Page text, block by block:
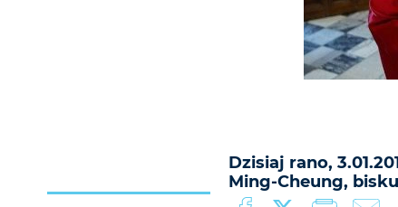
Dzisiaj rano,
Ming-Cheung,